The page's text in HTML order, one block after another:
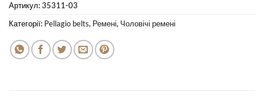
Артикул:35311-03
Категорії: Pellagio belts, Ремені, Чоловічі ремені